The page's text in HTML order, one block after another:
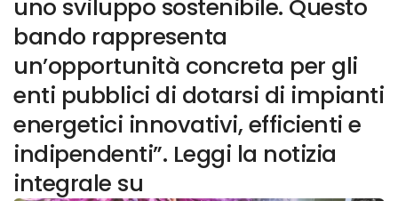
uno sviluppo sostenibile. Questo
bando rappresenta
un’opportunità concreta per gli
enti pubblici di dotarsi di impianti
energetici innovativi, efficienti e
indipendenti”. Leggi la notizia
integrale su